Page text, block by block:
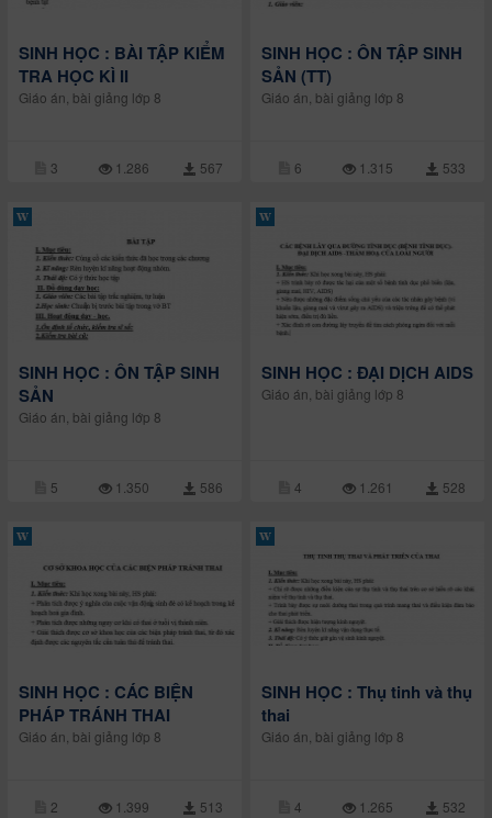
SINH HỌC : BÀI TẬP KIỂM
TRA HỌC KÌ II
Giáo án, bài giảng lớp 8
3 1.286 567
SINH HỌC : ÔN TẬP SINH
SẢN (TT)
Giáo án, bài giảng lớp 8
6 1.315 533
SINH HỌC : ÔN TẬP SINH
SẢN
Giáo án, bài giảng lớp 8
5 1.350 586
SINH HỌC : ĐẠI DỊCH AIDS
Giáo án, bài giảng lớp 8
4 1.261 528
SINH HỌC : CÁC BIỆN
PHÁP TRÁNH THAI
Giáo án, bài giảng lớp 8
2 1.399 513
SINH HỌC : Thụ tinh và thụ
thai
Giáo án, bài giảng lớp 8
4 1.265 532